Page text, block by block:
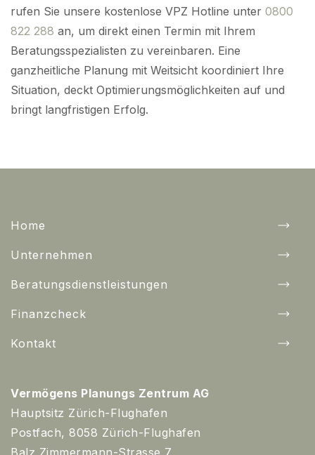
rufen Sie unsere kostenlose VPZ Hotline unter 0800
822 288 an, um direkt einen Termin mit Ihrem
Beratungsspezialisten zu vereinbaren. Eine
ganzheitliche Planung mit Weitsicht koordiniert Ihre
Situation, deckt Optimierungsmöglichkeiten auf und
bringt langfristigen Erfolg.
Home
Unternehmen
Beratungsdienstleistungen
Finanzcheck
Kontakt
Vermögens Planungs Zentrum AG
Hauptsitz Zürich-Flughafen
Postfach, 8058 Zürich-Flughafen
Balz Zimmermann-Strasse 7